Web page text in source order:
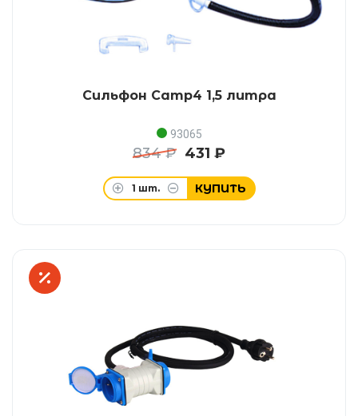
Сильфон Camp4 1,5 литра
93065
834 ₽ 431 ₽
1 шт. КУПИТЬ